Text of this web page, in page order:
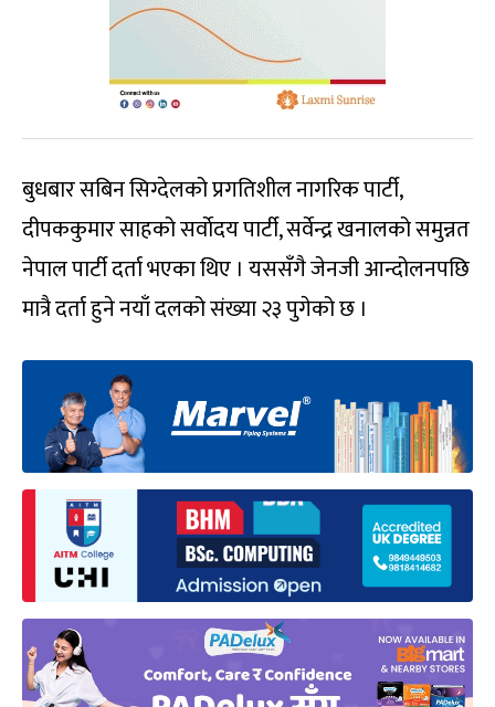
बुधबार सबिन सिग्देलको प्रगतिशील नागरिक पार्टी,
दीपककुमार साहको सर्वाेदय पार्टी, सर्वेन्द्र खनालको समुन्नत
नेपाल पार्टी दर्ता भएका थिए । यससँगै जेनजी आन्दोलनपछि
मात्रै दर्ता हुने नयाँ दलको संख्या २३ पुगेको छ ।